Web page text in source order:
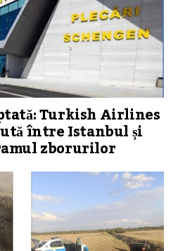
Turkish Airlines
între Istanbul și
zborurilor